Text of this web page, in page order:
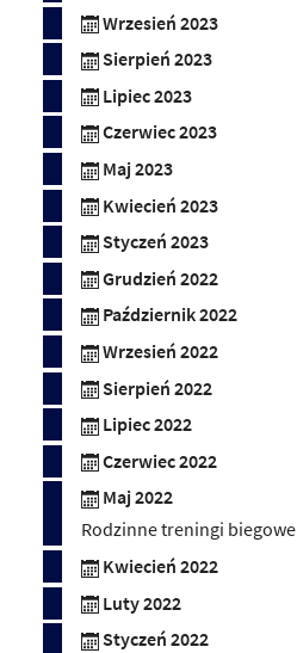
Wrzesień 2023
Sierpień 2023
Lipiec 2023
Czerwiec 2023
Maj 2023
Kwiecień 2023
Styczeń 2023
Grudzień 2022
Październik 2022
Wrzesień 2022
Sierpień 2022
Lipiec 2022
Czerwiec 2022
Maj 2022
Rodzinne treningi biegowe
Kwiecień 2022
Luty 2022
Styczeń 2022